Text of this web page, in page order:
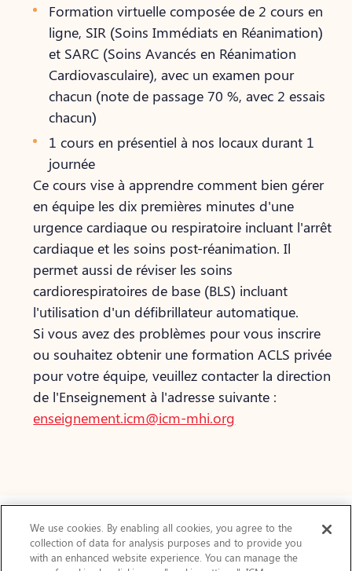
Formation virtuelle composée de 2 cours en
ligne, SIR (Soins Immédiats en Réanimation)
et SARC (Soins Avancés en Réanimation
Cardiovasculaire), avec un examen pour
chacun (note de passage 70 %, avec 2 essais
chacun)
1 cours en présentiel à nos locaux durant 1
journée
Ce cours vise à apprendre comment bien gérer
en équipe les dix premières minutes d'une
urgence cardiaque ou respiratoire incluant l'arrêt
cardiaque et les soins post-réanimation. Il
permet aussi de réviser les soins
cardiorespiratoires de base (BLS) incluant
l'utilisation d'un défibrillateur automatique.
Si vous avez des problèmes pour vous inscrire
ou souhaitez obtenir une formation ACLS privée
pour votre équipe, veuillez contacter la direction
de l'Enseignement à l'adresse suivante :
enseignement.icm@icm-mhi.org
Actualités
We use cookies. By enabling all cookies, you agree to the
collection of data for analysis purposes and to provide you
with an enhanced website experience. You can manage the